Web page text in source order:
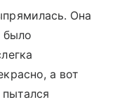
Она
было
а вот